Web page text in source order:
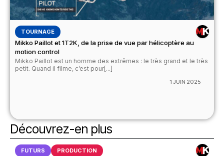
TOURNAGE
Mikko Paillot et 1T2K, de la prise de vue par hélicoptère au
motion control
Mikko Paillot est un homme des extrêmes : le très grand et le très
petit. Quand il filme, c’est pour[...]
1 JUIN 2025
Découvrez-en plus
FUTURS PRODUCTION